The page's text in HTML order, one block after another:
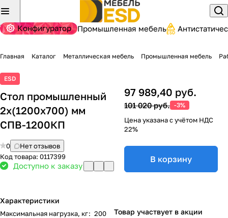
Конфигуратор Промышленная мебель
Главная Каталог Металлическая мебель Промышленная мебель
ESD
Стол промышленный
2х(1200х700) мм
СПВ-1200КП
0
Нет отзывов
Код товара: 0117399
Доступно к заказу
Характеристики
Максимальная нагрузка, кг: 200
97 989,40 руб.
101 020 руб. -3%
Цена указана с учётом НДС
22%
В корзину
Товар участвует в акции